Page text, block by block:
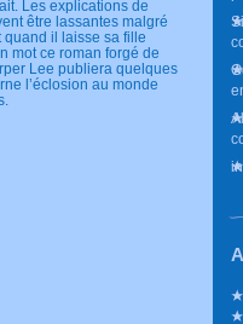
Les explications de
être lassantes malgré
quand il laisse sa fille
mot ce roman forgé de
Lee publiera quelques
l’éclosion au monde